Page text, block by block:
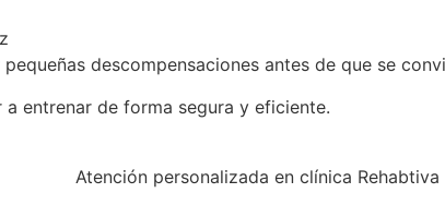
descompensaciones antes de que se
entrenar de forma segura y eficiente.